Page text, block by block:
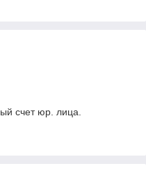
счет юр. лица.